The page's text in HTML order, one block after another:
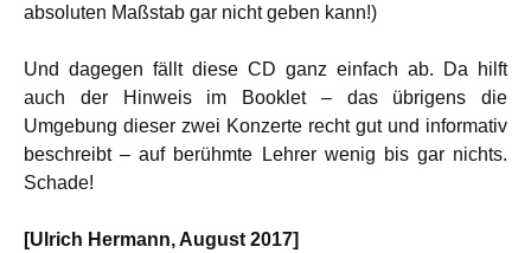
absoluten Maßstab gar nicht geben kann!)
Und dagegen fällt diese CD ganz einfach ab. Da hilft
auch der Hinweis im Booklet – das übrigens die
Umgebung dieser zwei Konzerte recht gut und informativ
beschreibt – auf berühmte Lehrer wenig bis gar nichts.
Schade!
[Ulrich Hermann, August 2017]